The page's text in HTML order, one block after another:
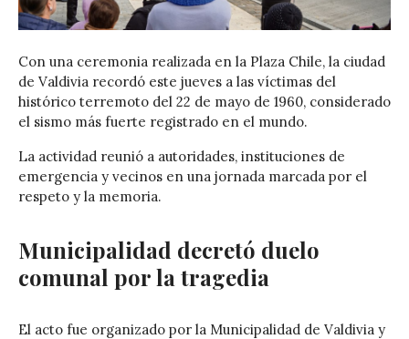
Con una ceremonia realizada en la Plaza Chile, la ciudad
de Valdivia recordó este jueves a las víctimas del
histórico terremoto del 22 de mayo de 1960, considerado
el sismo más fuerte registrado en el mundo.
La actividad reunió a autoridades, instituciones de
emergencia y vecinos en una jornada marcada por el
respeto y la memoria.
Municipalidad decretó duelo
comunal por la tragedia
El acto fue organizado por la Municipalidad de Valdivia y